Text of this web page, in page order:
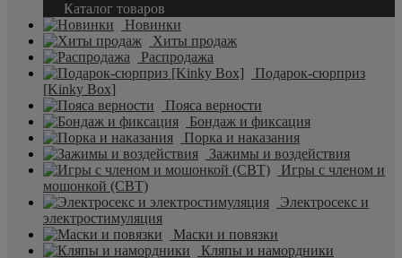
Каталог товаров
Новинки
Хиты продаж
Распродажа
Подарок-сюрприз
[Kinky Box]
Пояса верности
Бондаж и фиксация
Порка и наказания
Зажимы и воздействия
Игры с членом и
мошонкой (CBT)
Электросекс и
электростимуляция
Маски и повязки
Кляпы и намордники